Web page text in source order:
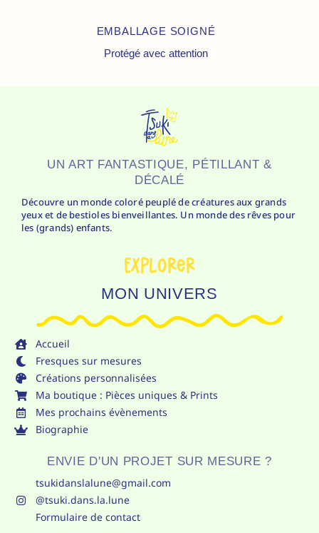
EMBALLAGE SOIGNÉ
Protégé avec attention
UN ART FANTASTIQUE, PÉTILLANT &
DÉCALÉ
Découvre un monde coloré peuplé de créatures aux grands
yeux et de bestioles bienveillantes. Un monde des rêves pour
les (grands) enfants.
Explorer
MON UNIVERS
Accueil
Fresques sur mesures
Créations personnalisées
Ma boutique : Pièces uniques & Prints
Mes prochains évènements
Biographie
ENVIE D'UN PROJET SUR MESURE ?
tsukidanslalune@gmail.com
@tsuki.dans.la.lune
Formulaire de contact